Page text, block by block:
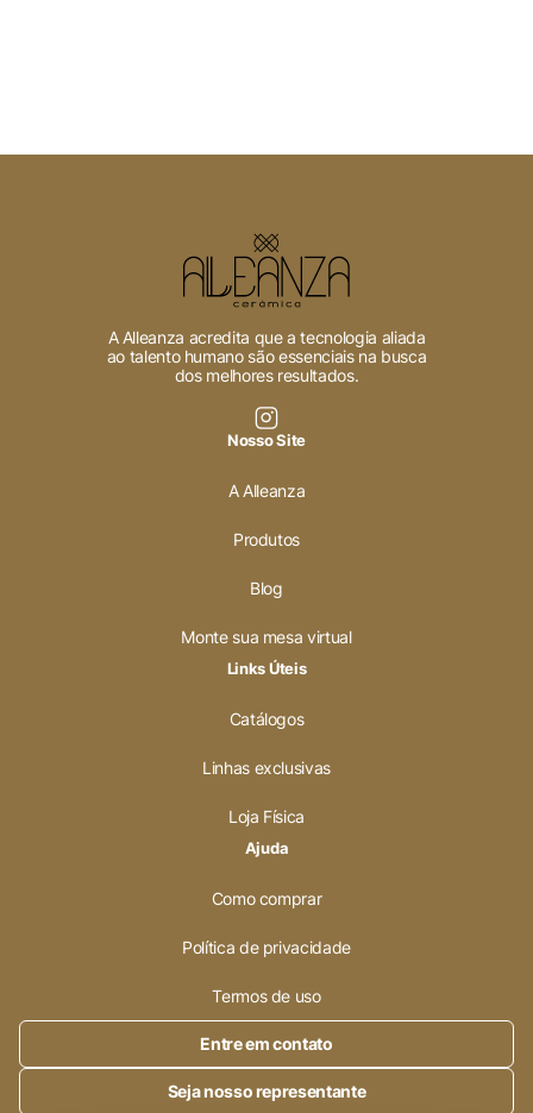
A Alleanza acredita que a tecnologia aliada
ao talento humano são essenciais na busca
dos melhores resultados.
Nosso Site
A Alleanza
Produtos
Blog
Monte sua mesa virtual
Links Úteis
Catálogos
Linhas exclusivas
Loja Física
Ajuda
Como comprar
Política de privacidade
Termos de uso
Entre em contato
Seja nosso representante